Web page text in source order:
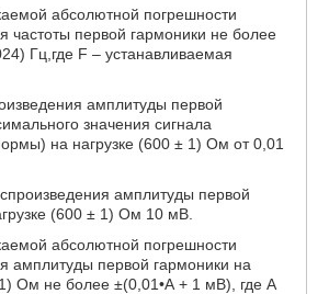
абсолютной погрешности
частоты первой гармоники не более
Гц,где F – устанавливаемая
амплитуды первой
значения сигнала
на нагрузке (600 ± 1) Ом от 0,01
амплитуды первой
(600 ± 1) Ом 10 мВ.
абсолютной погрешности
амплитуды первой гармоники на
1) Ом не более ±(0,01•А + 1 мВ), где А